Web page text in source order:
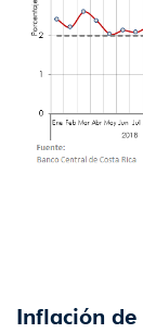
Inflación de